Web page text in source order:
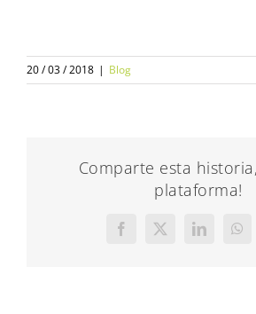
20 / 03 / 2018 | Blog
Comparte esta
plataforma!
Facebook
X LinkedIn